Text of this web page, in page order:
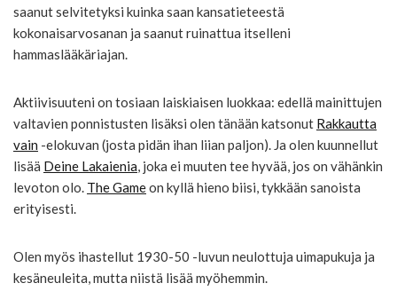
saanut selvitetyksi kuinka saan kansatieteestä
kokonaisarvosanan ja saanut ruinattua itselleni
hammaslääkäriajan.
Aktiivisuuteni on tosiaan laiskiaisen luokkaa: edellä mainittujen
valtavien ponnistusten lisäksi olen tänään katsonut Rakkautta
vain -elokuvan (josta pidän ihan liian paljon). Ja olen kuunnellut
lisää Deine Lakaienia, joka ei muuten tee hyvää, jos on vähänkin
levoton olo. The Gameon kyllä hieno biisi, tykkään sanoista
erityisesti.
Olen myös ihastellut 1930-50 -luvun neulottuja uimapukuja ja
kesäneuleita, mutta niistä lisää myöhemmin.